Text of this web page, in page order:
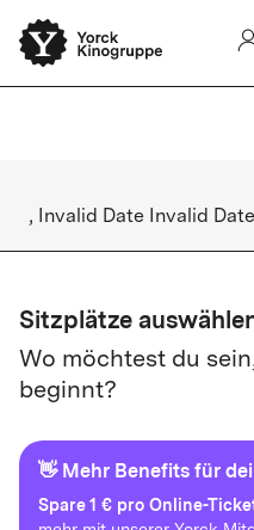
DasSommerkino Kulturforum
keine
, Invalid Date Invalid
Sitzplätze
Wo möchtest du
beginnt?
👋 Mehr Benefits für
Spare1 € pro Online-